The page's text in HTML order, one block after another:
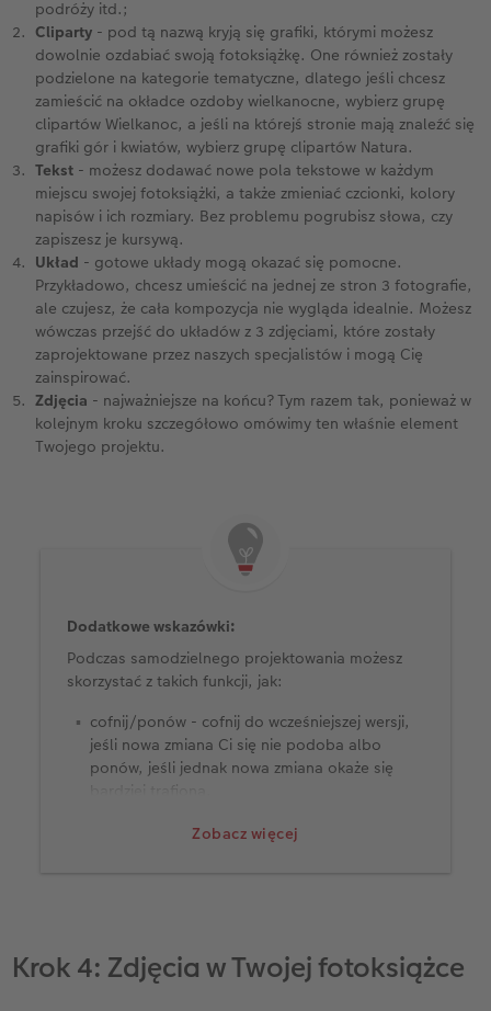
podróży itd.;
Cliparty - pod tą nazwą kryją się grafiki, którymi możesz
dowolnie ozdabiać swoją fotoksiążkę. One również zostały
podzielone na kategorie tematyczne, dlatego jeśli chcesz
zamieścić na okładce ozdoby wielkanocne, wybierz grupę
clipartów Wielkanoc, a jeśli na którejś stronie mają znaleźć się
grafiki gór i kwiatów, wybierz grupę clipartów Natura.
Tekst - możesz dodawać nowe pola tekstowe w każdym
miejscu swojej fotoksiążki, a także zmieniać czcionki, kolory
napisów i ich rozmiary. Bez problemu pogrubisz słowa, czy
zapiszesz je kursywą.
Układ - gotowe układy mogą okazać się pomocne.
Przykładowo, chcesz umieścić na jednej ze stron 3 fotografie,
ale czujesz, że cała kompozycja nie wygląda idealnie. Możesz
wówczas przejść do układów z 3 zdjęciami, które zostały
zaprojektowane przez naszych specjalistów i mogą Cię
zainspirować.
Zdjęcia - najważniejsze na końcu? Tym razem tak, ponieważ w
kolejnym kroku szczegółowo omówimy ten właśnie element
Twojego projektu.
Zobacz więcej
Dodatkowe wskazówki:
Podczas samodzielnego projektowania możesz
skorzystać z takich funkcji, jak:
cofnij/ponów - cofnij do wcześniejszej wersji,
jeśli nowa zmiana Ci się nie podoba albo
ponów, jeśli jednak nowa zmiana okaże się
dodania kolejnych stron, jeśli zabraknie Ci
Krok 4: Zdjęcia w Twojej fotoksiążce